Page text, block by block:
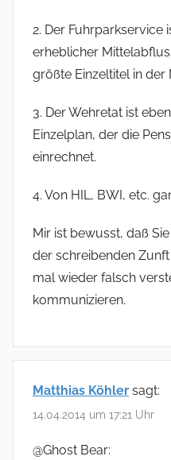
2. Der Fuhrparkservice
erheblicher
größte Einzeltitel in der
3. Der Wehretat ist
Einzelplan, der die
einrechnet.
4. Von HIL, BWI, etc.
Mir ist bewusst, daß
der schreibenden
mal wieder falsch
kommunizieren.
Matthias Köhler sagt:
14.04.2014 um 17:21 Uhr
@Ghost Bear: